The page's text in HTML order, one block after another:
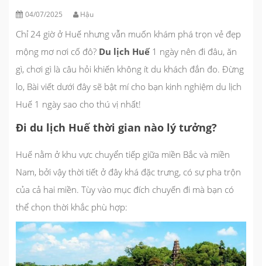
04/07/2025 Hậu
Chỉ 24 giờ ở Huế nhưng vẫn muốn khám phá trọn vẻ đẹp
mộng mơ nơi cố đô? Du lịch Huế 1 ngày nên đi đâu, ăn
gì, chơi gì là câu hỏi khiến không ít du khách đắn đo. Đừng
lo, Bài viết dưới đây sẽ bật mí cho bạn kinh nghiệm du lịch
Huế 1 ngày sao cho thú vị nhất!
Đi du lịch Huế thời gian nào lý tưởng?
Huế nằm ở khu vực chuyển tiếp giữa miền Bắc và miền
Nam, bởi vậy thời tiết ở đây khá đặc trưng, có sự pha trộn
của cả hai miền. Tùy vào mục đích chuyến đi mà bạn có
thể chọn thời khắc phù hợp: